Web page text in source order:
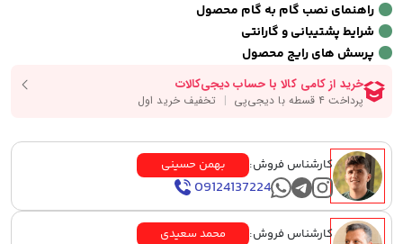
راهنمای نصب گام به گام محصول
شرایط پشتیبانی و گارانتی
پرسش های رایج محصول
کارشناس فروش: بهمن حسینی
09124137224
کارشناس فروش: محمد سعیدی